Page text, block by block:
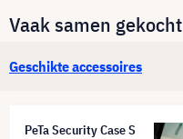
Vaak samen gekocht
Geschikte accessoires
PeTa Security Case S